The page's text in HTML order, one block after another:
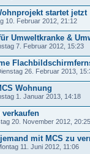
startet jetzt
10. Februar 2012, 21:12
Umweltkranke &
7. Februar 2012, 15:23
26. Februar 2013,
Wohnung
1. Januar 2013, 14:18
verkaufen
20. November 2012, 20:25
mit MCS zu
11. Juni 2012, 11:06